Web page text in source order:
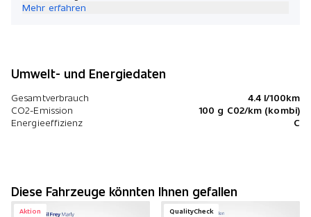
Mehr erfahren
Umwelt- und Energiedaten
Gesamtverbrauch
4.4 l/100km
CO2-Emission
100 g C02/km (kombi)
Energieeffizienz
C
Diese Fahrzeuge könnten Ihnen gefallen
Aktion QualityCheck